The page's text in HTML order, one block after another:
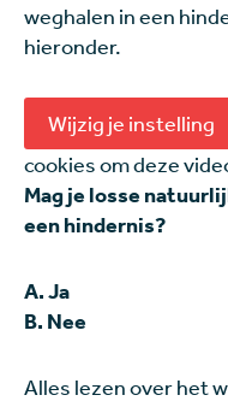
weghalen in een
hieronder.
Wijzig je instelling
cookies om deze
Mag je losse
een hindernis?
A. Ja
B. Nee
Alles lezen over het